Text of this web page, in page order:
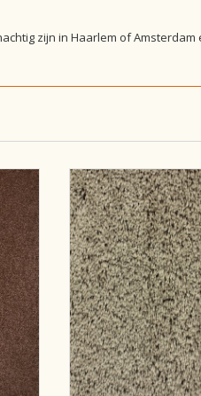
zijn in Haarlem of Amsterdam